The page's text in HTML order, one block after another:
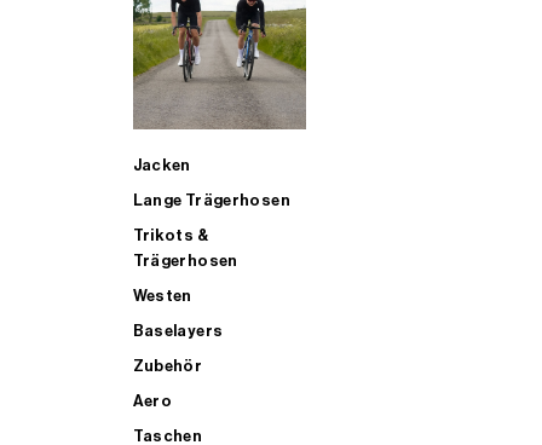
Jacken
Lange Trägerhosen
Trikots &
Trägerhosen
Westen
Baselayers
Zubehör
Aero
Taschen
ALLE TRIATHLONARTIKEL FÜR MÄNNER KAUFEN